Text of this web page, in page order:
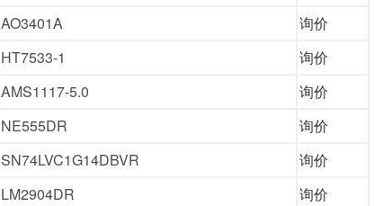
AO3401A
询价
HT7533-1
询价
AMS1117-5.0
询价
NE555DR
询价
SN74LVC1G14DBVR
询价
LM2904DR
询价